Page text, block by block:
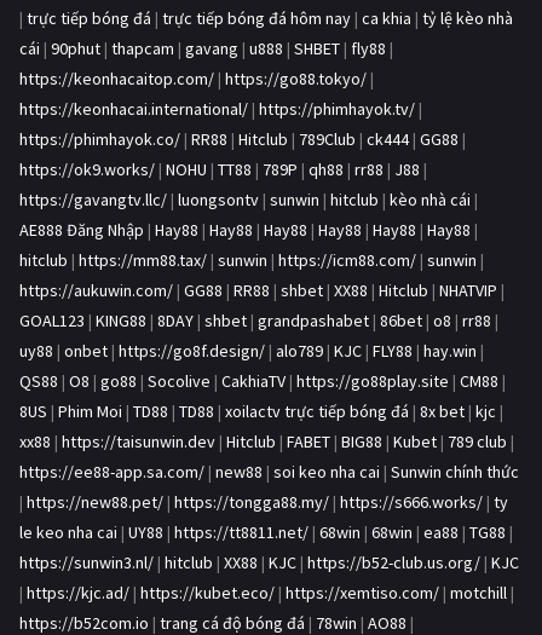
| trực tiếp bóng đá | trực tiếp bóng đá hôm nay | ca khia | tỷ lệ kèo nhà
cái | 90phut | thapcam | gavang | u888 | SHBET | fly88 |
https://keonhacaitop.com/ | https://go88.tokyo/ |
https://keonhacai.international/ | https://phimhayok.tv/ |
https://phimhayok.co/ | RR88 | Hitclub | 789Club | ck444| GG88 |
https://ok9.works/ | NOHU | TT88 | 789P | qh88 | rr88 | J88 |
https://gavangtv.llc/ | luongsontv | sunwin | hitclub | kèo nhà cái |
AE888 Đăng Nhập | Hay88 | Hay88 | Hay88 | Hay88 | Hay88 | Hay88 |
hitclub | https://mm88.tax/ | sunwin | https://icm88.com/ | sunwin |
https://aukuwin.com/ | GG88 | RR88 | shbet | XX88 | Hitclub | NHATVIP |
GOAL123 | KING88 | 8DAY | shbet | grandpashabet | 86bet | o8 | rr88 |
uy88 | onbet | https://go8f.design/ | alo789 | KJC | FLY88 | hay.win |
QS88 | O8 | go88 | Socolive | CakhiaTV | https://go88play.site | CM88 |
8US | Phim Moi | TD88 | TD88 | xoilactv trực tiếp bóng đá | 8x bet | kjc |
xx88 | https://taisunwin.dev | Hitclub | FABET | BIG88 | Kubet | 789 club |
https://ee88-app.sa.com/ | new88 | soi keo nha cai | Sunwin chính thức
| https://new88.pet/ | https://tongga88.my/ | https://s666.works/ | ty
le keo nha cai | UY88 | https://tt8811.net/ | 68win | 68win | ea88 | TG88 |
https://sunwin3.nl/ | hitclub | XX88 | KJC | https://b52-club.us.org/ | KJC
| https://kjc.ad/ | https://kubet.eco/ | https://xemtiso.com/ | motchill |
https://b52com.io | trang cá độ bóng đá | 78win | AO88 |